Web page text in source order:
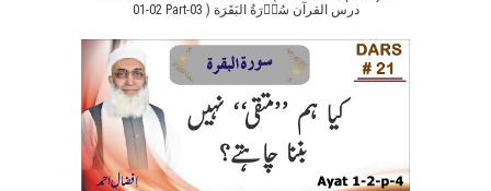
01-02 Part-03 ) درس القرآن سُوۡرَةُ البَقَرَة